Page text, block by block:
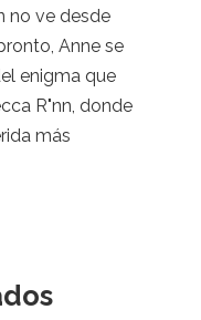
no ve desde
Anne se
enigma que
R"nn, donde
más